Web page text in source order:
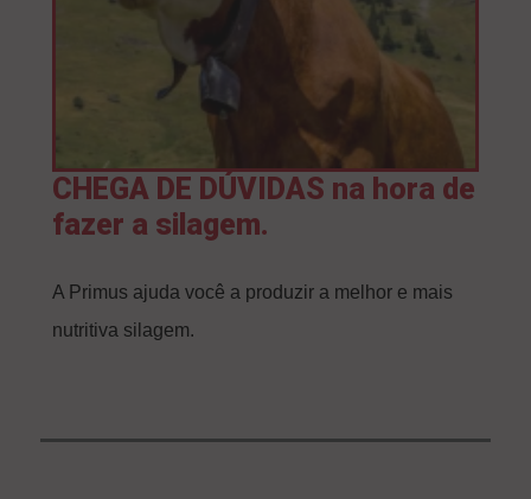
CHEGA DE DÚVIDAS na hora de
fazer a silagem.
A Primus ajuda você a produzir a melhor e mais
nutritiva silagem.